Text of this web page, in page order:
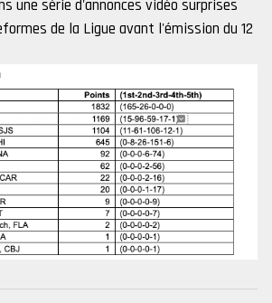
une série d'annonces vidéo surprises
de la Ligue avant l'émission du 12